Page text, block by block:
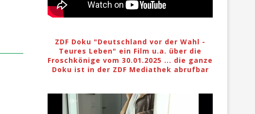
ZDF Doku "Deutschland vor der Wahl -
Teures Leben" ein Film u.a. über die
Froschkönige vom 30.01.2025 ... die ganze
Doku ist in der ZDF Mediathek abrufbar